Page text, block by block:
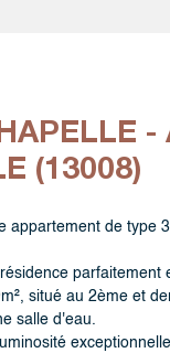
-
(13008)
appartement de type
résidence
situé au 2ème et
salle d'eau.